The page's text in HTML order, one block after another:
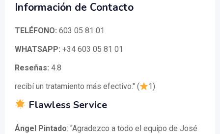
Información de Contacto
TELÉFONO: 603 05 81 01
WHATSAPP: +34 603 05 81 01
Reseñas: 4.8
recibí un tratamiento más efectivo." (
1)
Flawless Service
Ángel Pintado: "Agradezco a todo el equipo de José